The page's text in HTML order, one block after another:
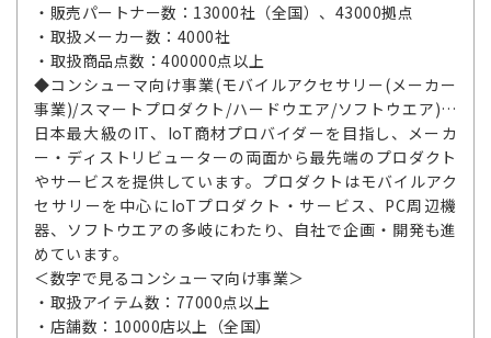
・販売パートナー数：13000社（全国）、43000拠点
・取扱メーカー数：4000社
・取扱商品点数：400000点以上
◆コンシューマ向け事業(モバイルアクセサリー(メーカー
事業)/スマートプロダクト/ハードウエア/ソフトウエア)…
日本最大級のIT、IoT商材プロバイダーを目指し、メーカ
ー・ディストリビューターの両面から最先端のプロダクト
やサービスを提供しています。プロダクトはモバイルアク
セサリーを中心にIoTプロダクト・サービス、PC周辺機
器、ソフトウエアの多岐にわたり、自社で企画・開発も進
めています。
＜数字で見るコンシューマ向け事業＞
・取扱アイテム数：77000点以上
・店舗数：10000店以上（全国）